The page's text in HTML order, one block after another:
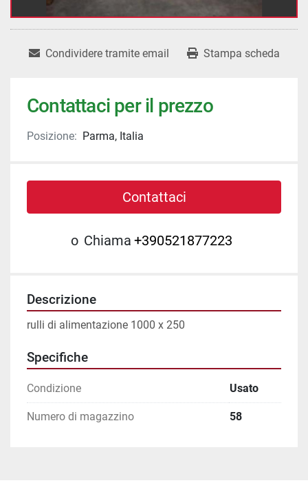
Condividere tramite email Stampa scheda
Contattaci per il prezzo
Posizione: Parma, Italia
Contattaci
o Chiama +390521877223
Descrizione
rulli di alimentazione 1000 x 250
Specifiche
Condizione Usato
Numero di magazzino 58